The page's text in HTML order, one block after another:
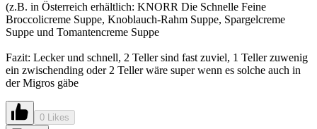
(z.B. in Österreich erhältlich: KNORR Die Schnelle Feine
Broccolicreme Suppe, Knoblauch-Rahm Suppe, Spargelcreme
Suppe und Tomantencreme Suppe
Fazit: Lecker und schnell, 2 Teller sind fast zuviel, 1 Teller zuwenig
ein zwischending oder 2 Teller wäre super wenn es solche auch in
der Migros gäbe
0 Likes